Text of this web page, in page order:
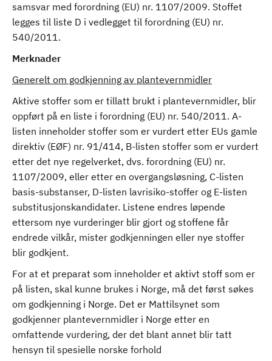
samsvar med forordning (EU) nr. 1107/2009. Stoffet
legges til liste D i vedlegget til forordning (EU) nr.
540/2011.
Merknader
Generelt om godkjenning av plantevernmidler
Aktive stoffer som er tillatt brukt i plantevernmidler, blir
oppført på en liste i forordning (EU) nr. 540/2011. A-
listen inneholder stoffer som er vurdert etter EUs gamle
direktiv (EØF) nr. 91/414, B-listen stoffer som er vurdert
etter det nye regelverket, dvs. forordning (EU) nr.
1107/2009, eller etter en overgangsløsning, C-listen
basis-substanser, D-listen lavrisiko-stoffer og E-listen
substitusjonskandidater. Listene endres løpende
ettersom nye vurderinger blir gjort og stoffene får
endrede vilkår, mister godkjenningen eller nye stoffer
blir godkjent.
For at et preparat som inneholder et aktivt stoff som er
på listen, skal kunne brukes i Norge, må det først søkes
om godkjenning i Norge. Det er Mattilsynet som
godkjenner plantevernmidler i Norge etter en
omfattende vurdering, der det blant annet blir tatt
hensyn til spesielle norske forhold